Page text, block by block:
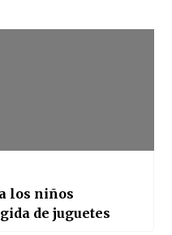
los niños
de juguetes